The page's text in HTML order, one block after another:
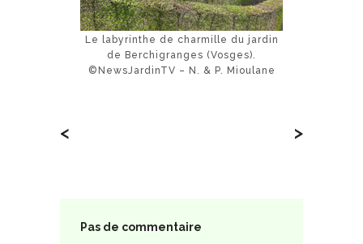
Le labyrinthe de charmille du jardin
de Berchigranges (Vosges).
©NewsJardinTV – N. & P. Mioulane
< >
Pas de commentaire